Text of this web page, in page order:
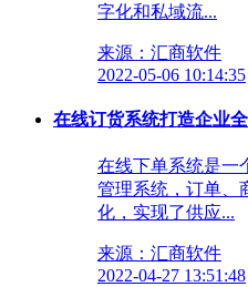
字化和私域流...
来源：汇商软件
2022-05-06 10:14:35
在线订货系统打造企业
在线下单系统是一
管理系统，订单、
化，实现了供应...
来源：汇商软件
2022-04-27 13:51:48